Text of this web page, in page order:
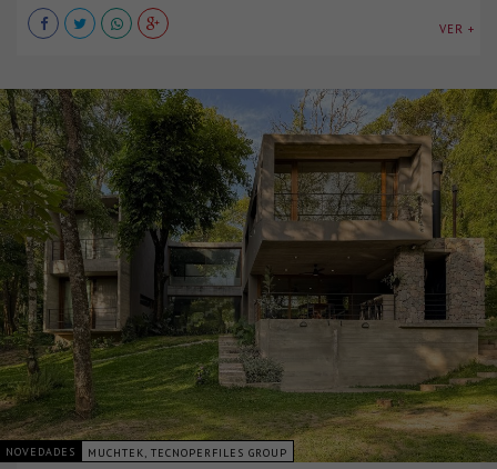
VER +
NOVEDADES MUCHTEK, TECNOPERFILES GROUP